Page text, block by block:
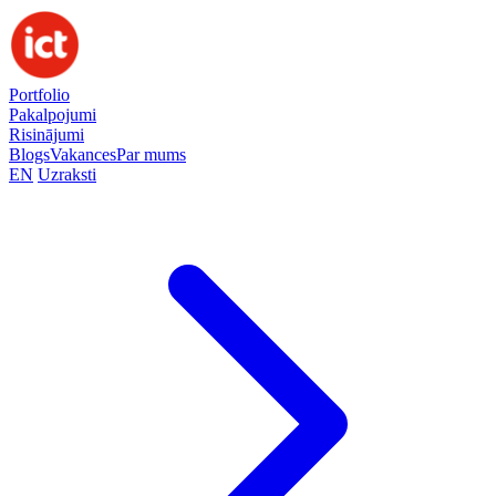
Portfolio
Pakalpojumi
Risinājumi
BlogsVakancesPar mums
EN Uzraksti